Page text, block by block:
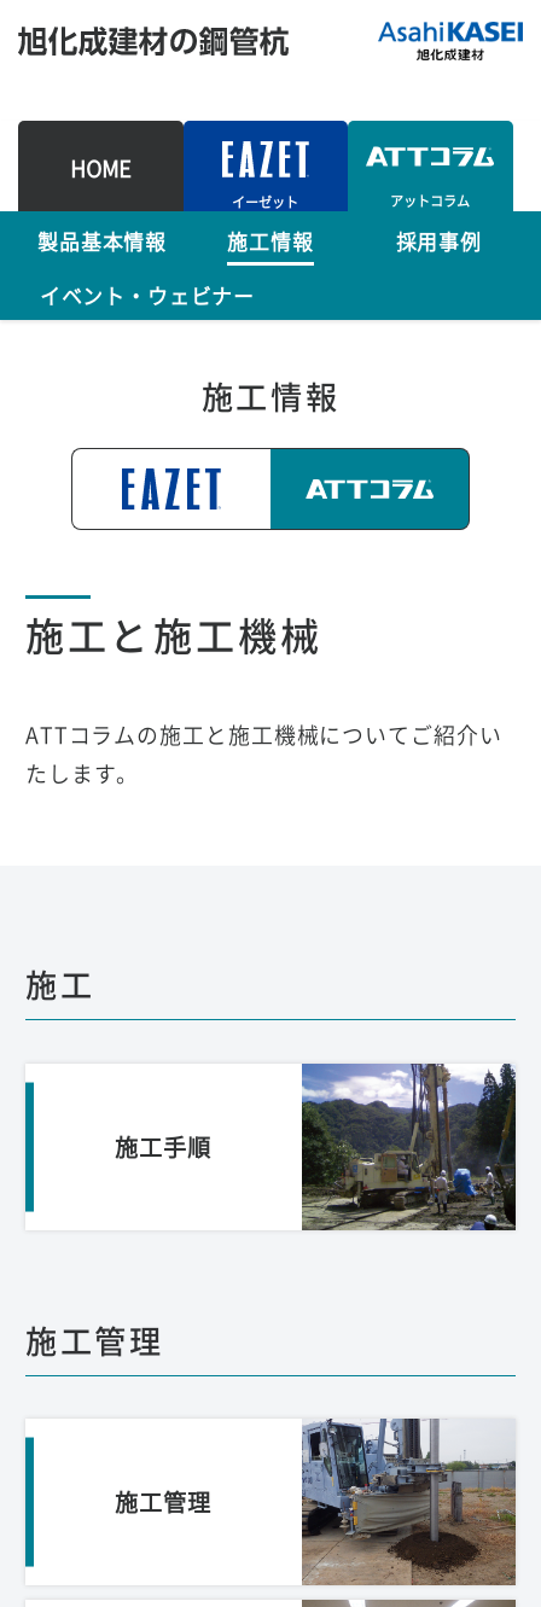
HOME
イーゼット アットコラム
製品基本情報 施工情報
採用事例
イベント・ウェビナー
施工情報
施工と施工機械
ATTコラムの施工と施工機械についてご紹介い
たします。
施工
施工手順
施工管理
施工管理